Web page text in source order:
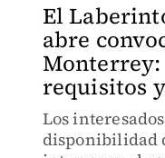
El
abre
Monterrey:
requisitos
Los
disponibilidad